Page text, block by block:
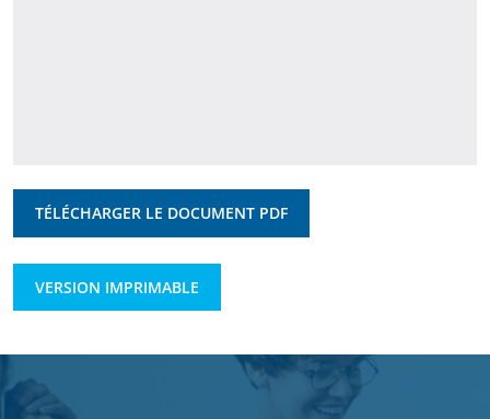
TÉLÉCHARGER LE DOCUMENT PDF
VERSION IMPRIMABLE